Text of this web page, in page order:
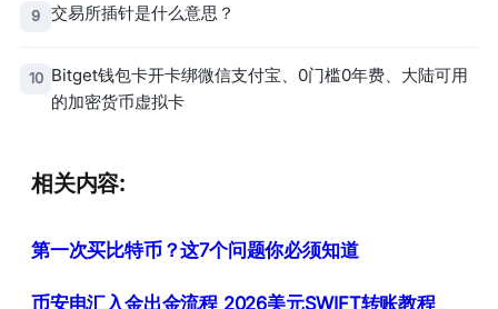
9 交易所插针是什么意思？
10 Bitget钱包卡开卡绑微信支付宝、0门槛0年费、大陆可用
的加密货币虚拟卡
相关内容:
第一次买比特币？这7个问题你必须知道
币安电汇入金出金流程 2026美元SWIFT转账教程